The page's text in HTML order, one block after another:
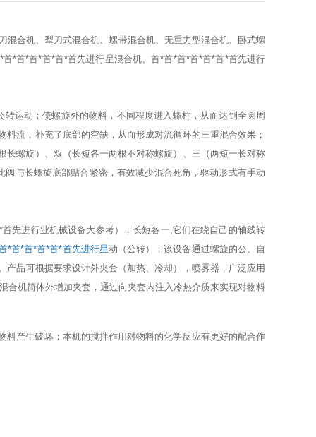
混合机、犁刀式混合机、螺带混合机、无重力型混合机、卧式螺
*首*首*首*首*首先进行星混合机、首*首*首*首*首*首*首先进行
运动；使螺旋外的物料，不同程度进入螺柱，从而达到全圆周
流，补充了底部的空缺，从而形成对流循环的三重混合效果；
螺旋）、双（长短各一两根不对称螺旋）、三（两短一长对称
与长螺旋底部贴合紧密，有效减少混合死角，驱动形式有手动
先进行业机械设备大参考）；长短各一,它们在绕自己的轴线转
*首*首*首*首*首先进行星动（公转）；该设备通过螺旋的公、自
产品可根据要求设计外夹套（加热、冷却），喷雾器，广泛应用
合机筒体外增加夹套，通过向夹套内注入冷热介质来实现对物料
产生破坏；本机的搅拌作用对物料的化学反应有更好的配合作